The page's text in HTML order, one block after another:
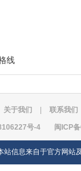
线
关于我们 联系我们
号-4 闽ICP
站信息来自于官方网站